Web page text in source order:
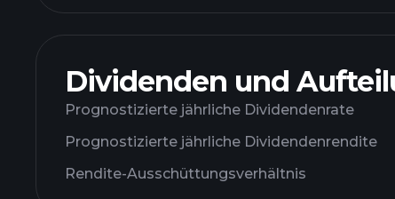
Dividenden und
Prognostizierte jährliche Dividendenrate
Prognostizierte jährliche Dividendenrendite
Rendite-Ausschüttungsverhältnis